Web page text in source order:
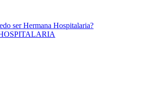
ser Hermana Hospitalaria?